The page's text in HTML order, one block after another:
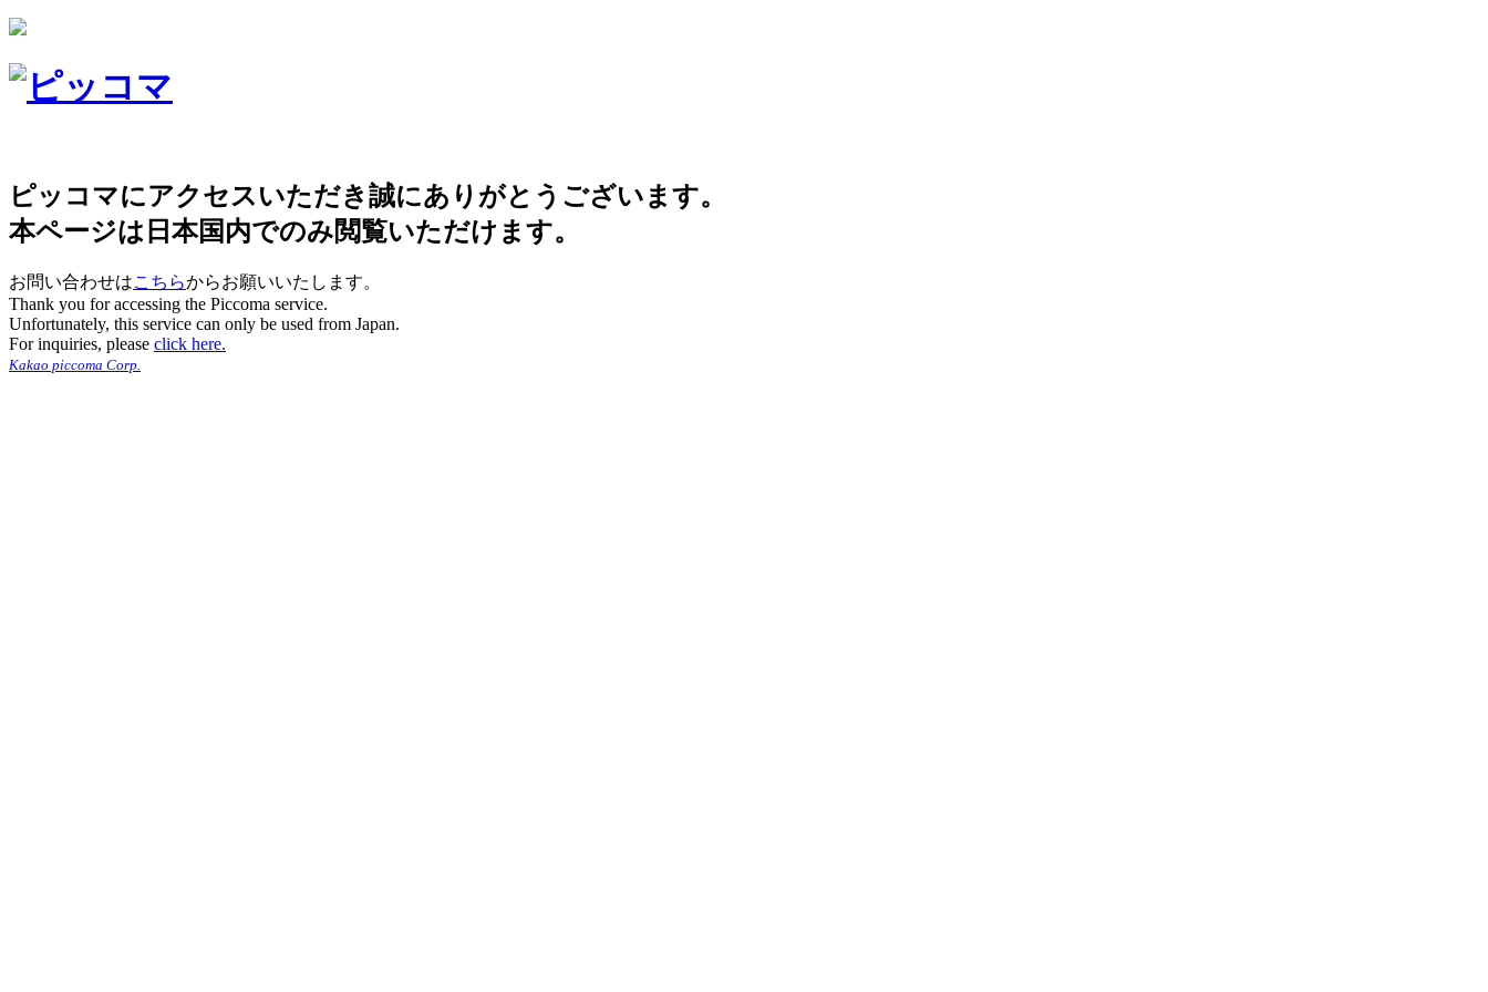
ピッコマにアクセスいただき誠にありがとうございます。
本ページは日本国内でのみ閲覧いただけます。
お問い合わせはこちらからお願いいたします。
Thank you for accessing the Piccoma service.
Unfortunately, this service can only be used from Japan.
For inquiries, please click here.
Kakao piccoma Corp.